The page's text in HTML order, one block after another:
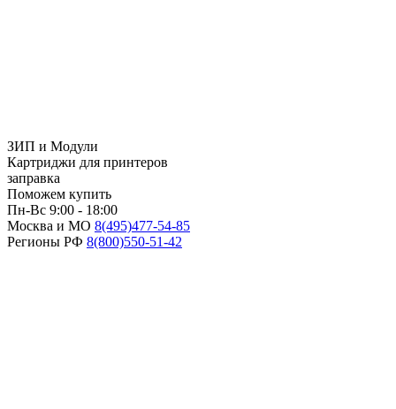
ЗИП и Модули
Картриджи для принтеров
заправка
Поможем купить
Пн-Вс 9:00 - 18:00
Москва и МО 8(495)477-54-85
Регионы РФ 8(800)550-51-42